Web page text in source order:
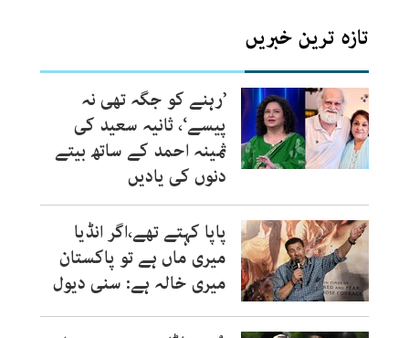
تازہ ترین خبریں
’رہنے کو جگہ تھی نہ
پیسے‘، ثانیہ سعید کی
ثمینہ احمد کے ساتھ بیتے
دنوں کی یادیں
پاپا کہتے تھے،اگر انڈیا
میری ماں ہے تو پاکستان
میری خالہ ہے: سنی دیول